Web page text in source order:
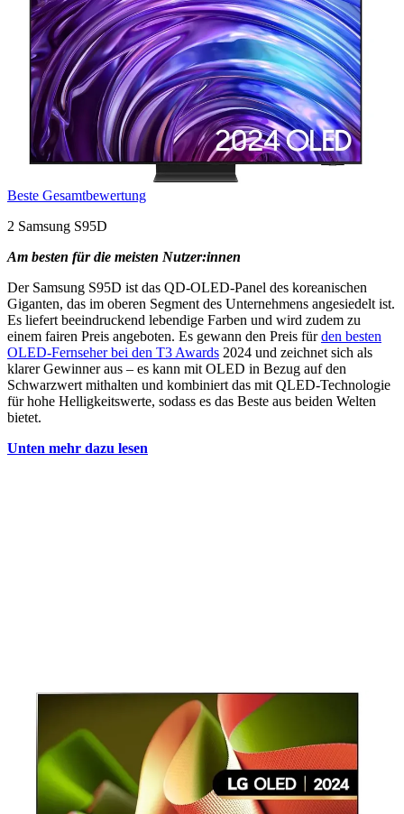
Beste Gesamtbewertung
2 Samsung S95D
Am besten für die meisten Nutzer:innen
Der Samsung S95D ist das QD-OLED-Panel des koreanischen
Giganten, das im oberen Segment des Unternehmens angesiedelt ist.
Es liefert beeindruckend lebendige Farben und wird zudem zu
einem fairen Preis angeboten. Es gewann den Preis fürden besten
OLED-Fernseher bei den T3 Awards 2024 und zeichnet sich als
klarer Gewinner aus – es kann mit OLED in Bezug auf den
Schwarzwert mithalten und kombiniert das mit QLED-Technologie
für hohe Helligkeitswerte, sodass es das Beste aus beiden Welten
bietet.
Unten mehr dazu lesen